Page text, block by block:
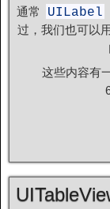
通常
UILabel
过，我们也可以
这些内容有